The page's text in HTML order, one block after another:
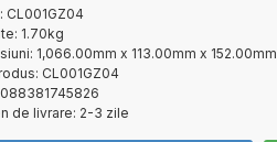
CL001GZ04
1.70kg
1,066.00mm x 113.00mm x 152.00mm
CL001GZ04
de livrare: 2-3 zile